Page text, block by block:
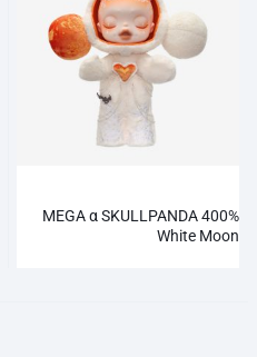
MEGA α SKULLPANDA 400%
White Moon